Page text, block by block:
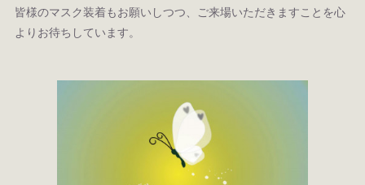
2021あしあと 2020年あしあと
皆様のマスク装着もお願いしつつ、ご来場いただきますことを心
よりお待ちしています。